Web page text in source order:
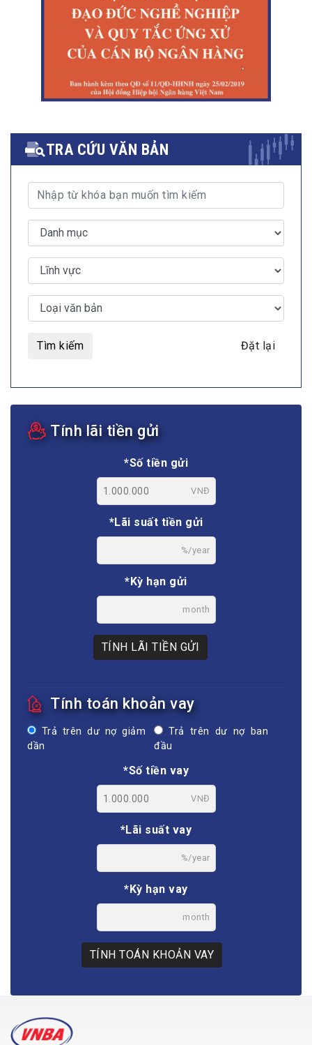
TRA CỨU VĂN BẢN
Tìm kiếm Đặt lại
Tính lãi tiền gửi
*Số tiền gửi
VNĐ
*Lãi suất tiền gửi
%/year
*Kỳ hạn gửi
month
TÍNH LÃI TIỀN GỬI
Tính toán khoản vay
Trả trên dư nợ giảm
dần
Trả trên dư nợ ban
đầu
*Số tiền vay
VNĐ
*Lãi suất vay
%/year
*Kỳ hạn vay
month
TÍNH TOÁN KHOẢN VAY